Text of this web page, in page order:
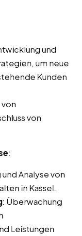
und
um neue
Kunden
von
von
:
Analyse von
in Kassel.
: Überwachung
Leistungen